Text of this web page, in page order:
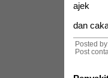
ajek
dan
Posted
Post